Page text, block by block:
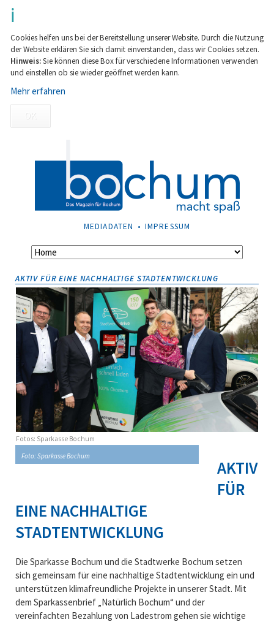
Cookies helfen uns bei der Bereitstellung unserer Website. Durch die Nutzung
der Website erklären Sie sich damit einverstanden, dass wir Cookies setzen.
Hinweis:Sie können diese Box für verschiedene Informationen verwenden
und einstellen ob sie wieder geöffnet werden kann.
Mehr erfahren
OK
NAVIGATION
MEDIADATEN IMPRESSUM
Navigation
AKTIV FÜR EINE NACHHALTIGE STADTENTWICKLUNG
Fotos: Sparkasse Bochum
Foto: Sparkasse Bochum
AKTIV
FÜR
EINE NACHHALTIGE
STADTENTWICKLUNG
Die Sparkasse Bochum und die Stadtwerke Bochum setzen
sich gemeinsam für eine nachhaltige Stadtentwicklung ein und
unterstützen klimafreundliche Projekte in unserer Stadt. Mit
dem Sparkassenbrief „Natürlich Bochum“ und der
vereinfachten Bezahlung von Ladestrom gehen sie wichtige